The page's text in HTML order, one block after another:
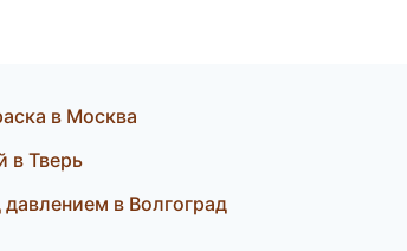
в Москва
в Тверь
в Волгоград